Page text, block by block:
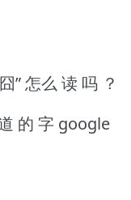
” 怎么 读 吗 ？
的 字 google